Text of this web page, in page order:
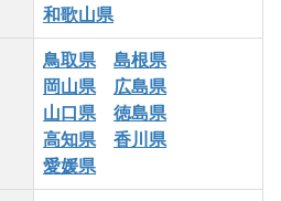
和歌山県
鳥取県
島根県
岡山県
広島県
山口県
徳島県
高知県
香川県
愛媛県